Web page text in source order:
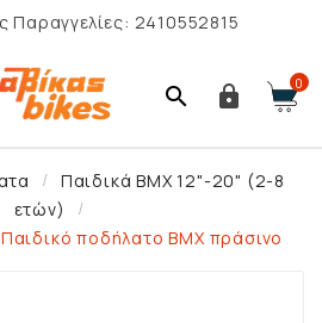
Παραγγελίες: 2410552815
  0
Παιδικά BMX 12"-20" (2-8
ετών)
ποδήλατο ΒΜΧ πράσινο